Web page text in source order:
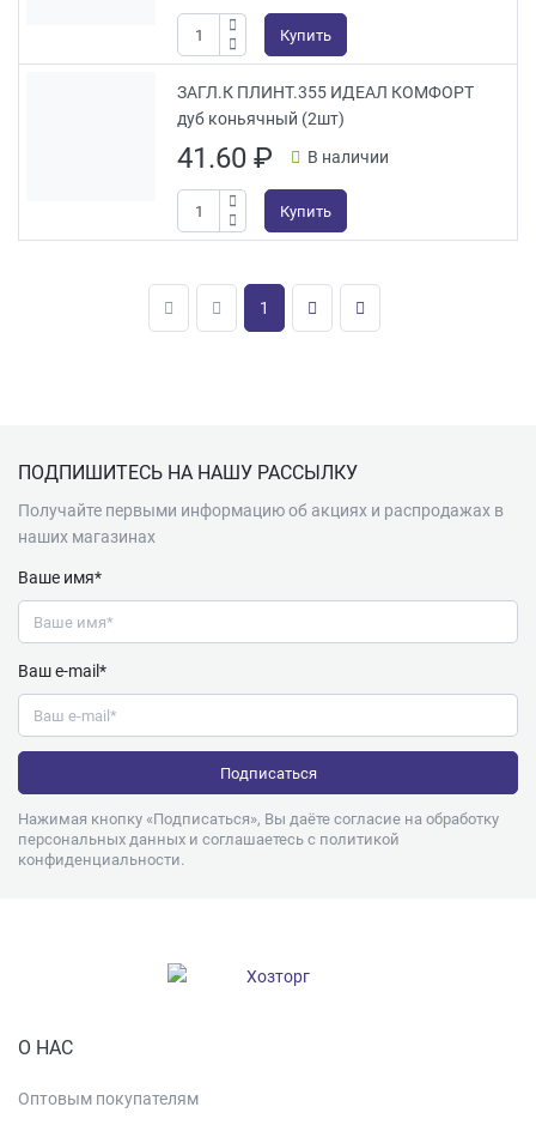
Купить
ЗАГЛ.К ПЛИНТ.355 ИДЕАЛ КОМФОРТ
дуб коньячный (2шт)
41.60₽ В наличии
Купить
1
ПОДПИШИТЕСЬ НА НАШУ РАССЫЛКУ
Получайте первыми информацию об акциях и распродажах в
наших магазинах
Ваше имя*
Ваш e-mail*
Нажимая кнопку «Подписаться», Вы даёте согласие на обработку
персональных данных и соглашаетесь с политикой
конфиденциальности.
О НАС
Оптовым покупателям